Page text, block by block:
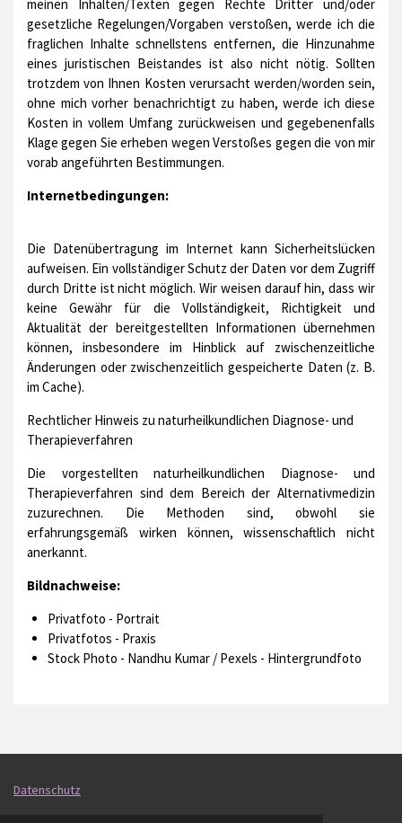
meinen Inhalten/Texten gegen Rechte Dritter und/oder
gesetzliche Regelungen/Vorgaben verstoßen, werde ich die
fraglichen Inhalte schnellstens entfernen, die Hinzunahme
eines juristischen Beistandes ist also nicht nötig. Sollten
trotzdem von Ihnen Kosten verursacht werden/worden sein,
ohne mich vorher benachrichtigt zu haben, werde ich diese
Kosten in vollem Umfang zurückweisen und gegebenenfalls
Klage gegen Sie erheben wegen Verstoßes gegen die von mir
vorab angeführten Bestimmungen.
Internetbedingungen:
Die Datenübertragung im Internet kann Sicherheitslücken
aufweisen. Ein vollständiger Schutz der Daten vor dem Zugriff
durch Dritte ist nicht möglich. Wir weisen darauf hin, dass wir
keine Gewähr für die Vollständigkeit, Richtigkeit und
Aktualität der bereitgestellten Informationen übernehmen
können, insbesondere im Hinblick auf zwischenzeitliche
Änderungen oder zwischenzeitlich gespeicherte Daten (z. B.
im Cache).
Rechtlicher Hinweis zu naturheilkundlichen Diagnose- und
Therapieverfahren
Die vorgestellten naturheilkundlichen Diagnose- und
Therapieverfahren sind dem Bereich der Alternativmedizin
zuzurechnen. Die Methoden sind, obwohl sie
erfahrungsgemäß wirken können, wissenschaftlich nicht
anerkannt.
Bildnachweise:
Privatfoto - Portrait
Privatfotos - Praxis
Stock Photo - Nandhu Kumar / Pexels - Hintergrundfoto
Datenschutz